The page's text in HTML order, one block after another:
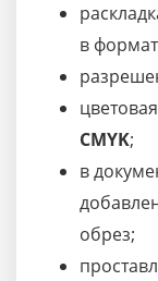
в
CMYK;
в
обрез;